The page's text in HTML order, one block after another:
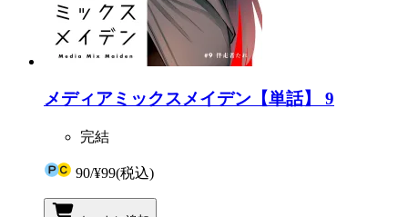
メディアミックスメイデン【単話】 9
完結
90/¥99(税込)